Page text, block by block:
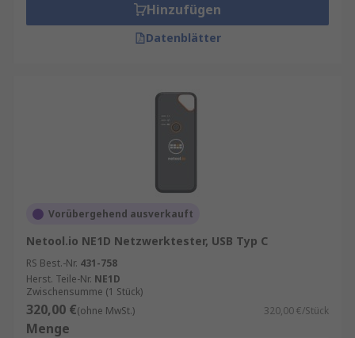
Hinzufügen
Datenblätter
Vorübergehend ausverkauft
Netool.io NE1D Netzwerktester, USB Typ C
RS Best.-Nr. 431-758
Herst. Teile-Nr. NE1D
Zwischensumme (1 Stück)
320,00 €(ohne MwSt.) 320,00 €/Stück
Menge